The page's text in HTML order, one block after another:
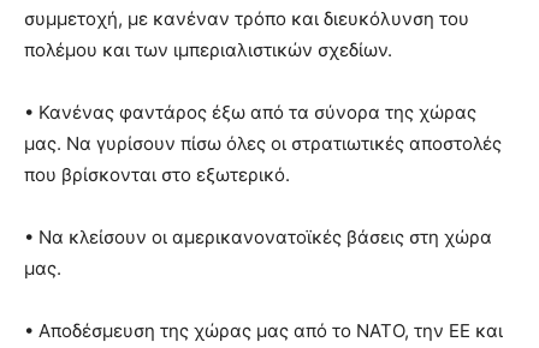
συμμετοχή, με κανέναν τρόπο και διευκόλυνση του
πολέμου και των ιμπεριαλιστικών σχεδίων.
• Κανένας φαντάρος έξω από τα σύνορα της χώρας
μας. Να γυρίσουν πίσω όλες οι στρατιωτικές αποστολές
που βρίσκονται στο εξωτερικό.
• Να κλείσουν οι αμερικανονατοϊκές βάσεις στη χώρα
μας.
• Αποδέσμευση της χώρας μας από το ΝΑΤΟ, την ΕΕ και